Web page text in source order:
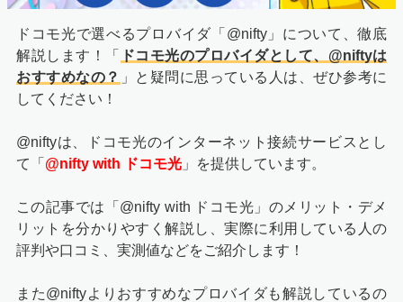
ドコモ光で選べるプロバイダ「@nifty」について、徹底
解説します！「
ドコモ光のプロバイダとして、@niftyは
おすすめなの？ 」と疑問に思っている人は、ぜひ参考に
してください！
@niftyは、ドコモ光のインターネット接続サービスとし
て「 @nifty with ドコモ光 」を提供しています。
この記事では「@nifty with ドコモ光」のメリット・デメ
リットを分かりやすく解説し、実際に利用している人の
評判や口コミ、実測値などをご紹介します！
また@niftyよりおすすめなプロバイダも解説しているの